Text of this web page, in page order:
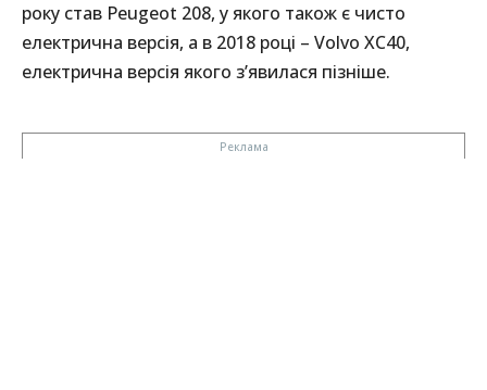
року став Peugeot 208, у якого також є чисто
електрична версія, а в 2018 році – Volvo XC40,
електрична версія якого з’явилася пізніше.